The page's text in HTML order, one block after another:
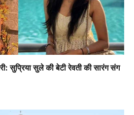
सुप्रिया सुले की बेटी रेवती की सारंग संग